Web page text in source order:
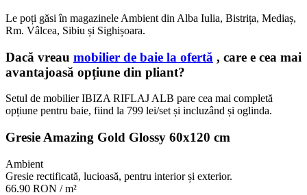
Le poți găsi în magazinele Ambient din Alba Iulia, Bistrița, Mediaș,
Rm. Vâlcea, Sibiu și Sighișoara.
Dacă vreau mobilier de baie la ofertă , care e cea mai
avantajoasă opțiune din pliant?
Setul de mobilier IBIZA RIFLAJ ALB pare cea mai completă
opțiune pentru baie, fiind la 799 lei/set și incluzând și oglinda.
Gresie Amazing Gold Glossy 60x120 cm
Ambient
Gresie rectificată, lucioasă, pentru interior și exterior.
66.90 RON / m²